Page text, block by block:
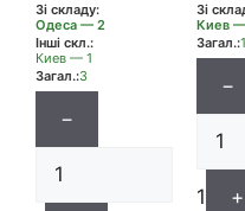
Зі складу:
Одеса — 2
Інші скл.:
Киев — 1
Загал.:3
−
Зі
Киев —
Загал.:1
−
1 +